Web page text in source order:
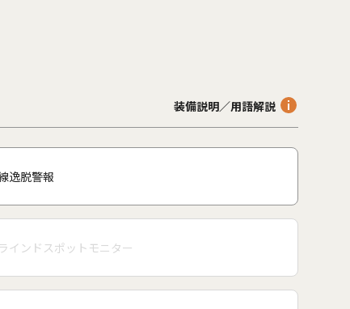
装備説明／用語解説
逸脱警報
インドスポットモニター